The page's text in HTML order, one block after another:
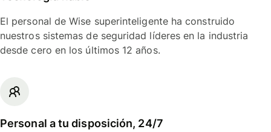
El personal de Wise superinteligente ha construido
nuestros sistemas de seguridad líderes en la industria
desde cero en los últimos 12 años.
Personal a tu disposición, 24/7